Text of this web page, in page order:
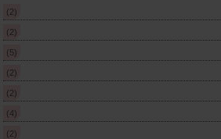
(2)
(2)
(5)
(2)
(2)
(4)
(2)